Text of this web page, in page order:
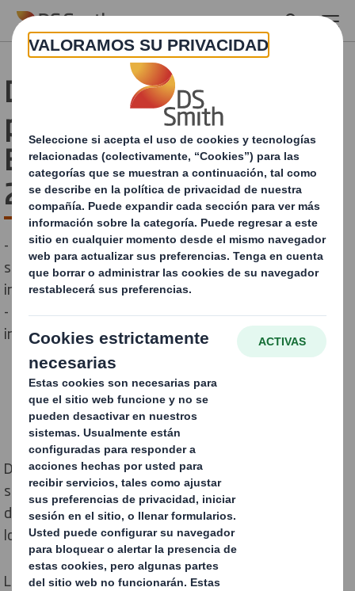
Skip to main content
DS Smith vuelve a
participar en la feria
Empack & Logistics Porto
2019
- Mostrará sus soluciones de packaging para los
sectores de gran consumo, e-commerce, logístico e
industrial
- Los visitantes descubrirán los beneficios de
innovadores productos como Honeycomb o Fanfold
DS Smith, empresa líder global en embalajes
sostenibles, ha anunciado su presencia en la V edición
de la feria Empack & Logistics Porto que tendrá lugar
los días 18 y 19 de septiembre.
La amplia oferta expositiva de esta feria reunirá en un